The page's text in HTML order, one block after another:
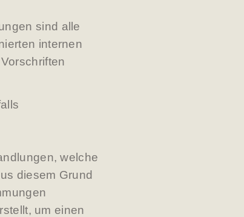
sind alle
internen
welche
diesem Grund
um einen